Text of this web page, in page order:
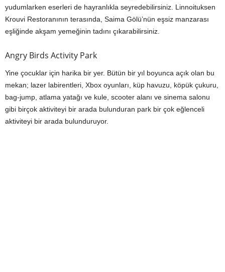
yudumlarken eserleri de hayranlıkla seyredebilirsiniz. Linnoituksen
Krouvi Restoranının terasında, Saima Gölü’nün eşsiz manzarası
eşliğinde akşam yemeğinin tadını çıkarabilirsiniz.
Angry Birds Activity Park
Yine çocuklar için harika bir yer. Bütün bir yıl boyunca açık olan bu
mekan; lazer labirentleri, Xbox oyunları, küp havuzu, köpük çukuru,
bag-jump, atlama yatağı ve kule, scooter alanı ve sinema salonu
gibi birçok aktiviteyi bir arada bulunduran park bir çok eğlenceli
aktiviteyi bir arada bulunduruyor.